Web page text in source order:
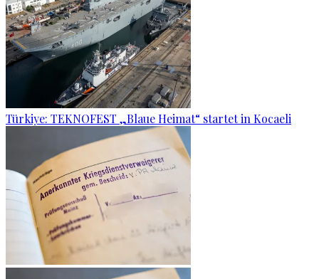
Türkiye: TEKNOFEST „Blaue Heimat“ startet in Kocaeli